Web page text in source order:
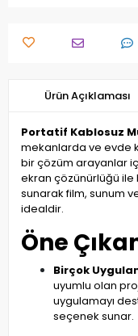
Ürün Açıklaması
Portatif Kablosuz
mekanlarda ve evde
bir çözüm arayanlar
ekran çözünürlüğü
sunarak film, sunum
idealdir.
Öne
Birçok
uyumlu olan
uygulamayı
seçenek sunar.